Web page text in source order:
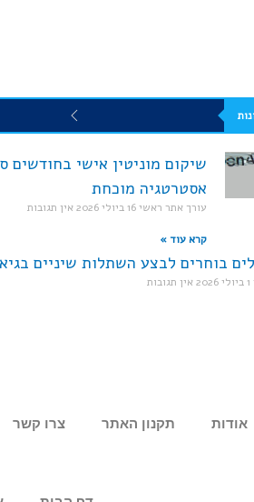
שיקום מוניטין אישי בחודשים
אסטרטגיה מוכחת
עורך אתר ראשי16 ביולי 2026 אין תגובות
קרא עוד »
בוחרים לבצע השתלות שיניים
1 ביולי 2026 אין תגובות
אודות תקנון האתר צרו קשר